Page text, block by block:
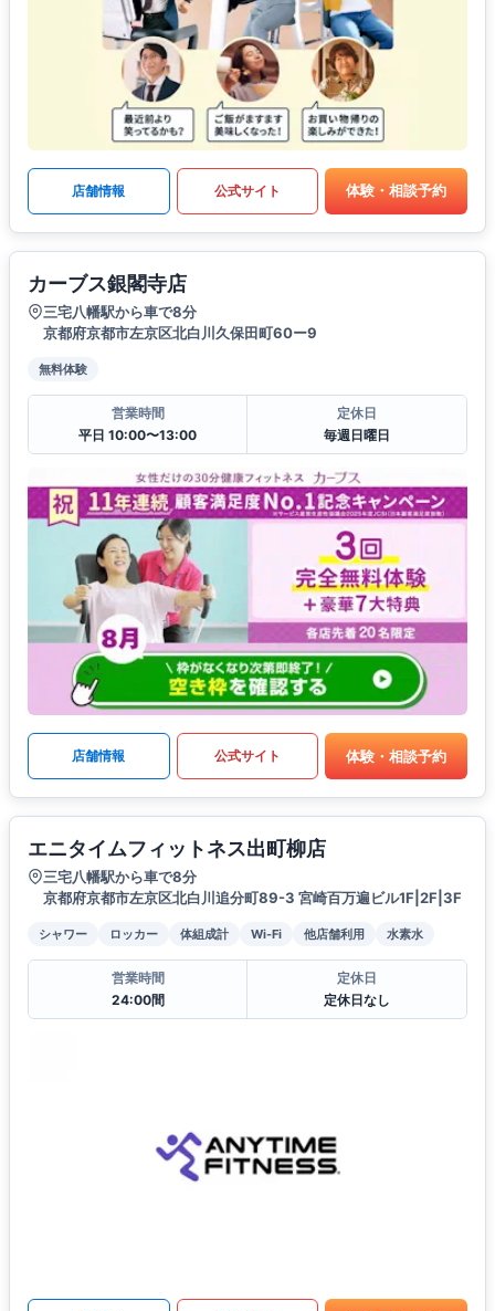
店舗情報 公式サイト 体験・相談予約
カーブス銀閣寺店
三宅八幡駅から車で8分
京都府京都市左京区北白川久保田町60ー9
無料体験
営業時間
平日 10:00〜13:00
定休日
毎週日曜日
店舗情報 公式サイト 体験・相談予約
エニタイムフィットネス出町柳店
三宅八幡駅から車で8分
京都府京都市左京区北白川追分町89-3 宮崎百万遍ビル1F|2F|3F
シャワー ロッカー 体組成計 Wi-Fi 他店舗利用 水素水
営業時間
24:00間
定休日
定休日なし